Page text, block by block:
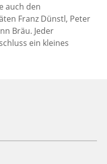
auch den
Franz Dünstl, Peter
Bräu. Jeder
ein kleines